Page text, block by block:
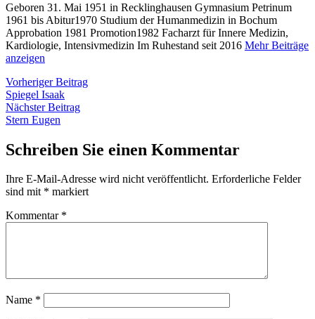
Geboren 31. Mai 1951 in Recklinghausen Gymnasium Petrinum
1961 bis Abitur1970 Studium der Humanmedizin in Bochum
Approbation 1981 Promotion1982 Facharzt für Innere Medizin,
Kardiologie, Intensivmedizin Im Ruhestand seit 2016 Mehr Beiträge
anzeigen
Beitragsnavigation
Vorheriger BeitragVorheriger
Spiegel Isaak
Nächster BeitragNächster
Stern Eugen
Schreiben Sie einen Kommentar
Ihre E-Mail-Adresse wird nicht veröffentlicht. Erforderliche Felder
sind mit * markiert
Kommentar *
Name *